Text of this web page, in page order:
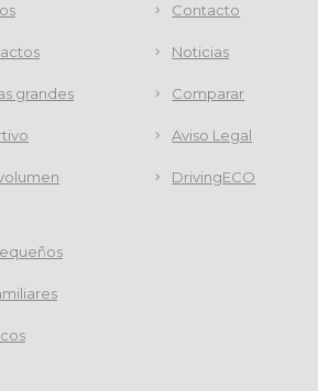
grandes
Contacto
Noticias
Comparar
Aviso Legal
DrivingECO